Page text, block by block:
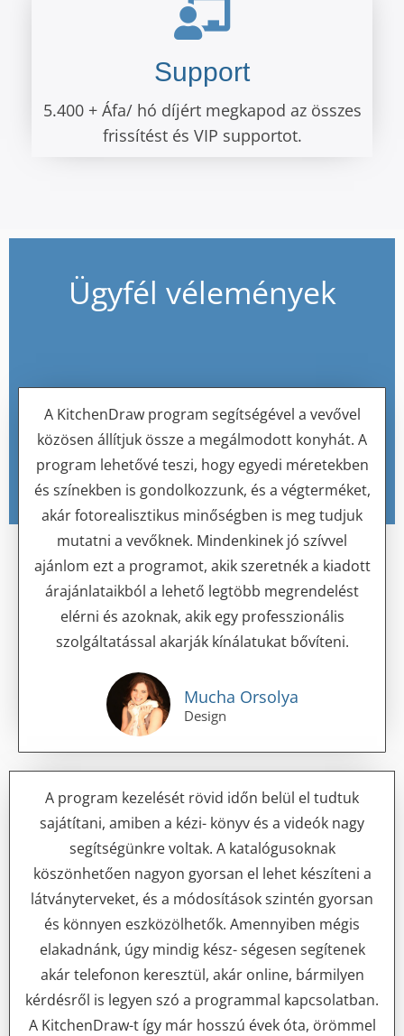
Support
5.400 + Áfa/ hó díjért megkapod az összes
frissítést és VIP supportot.
Ügyfél vélemények
A KitchenDraw program segítségével a vevővel
közösen állítjuk össze a megálmodott konyhát. A
program lehetővé teszi, hogy egyedi méretekben
és színekben is gondolkozzunk, és a végterméket,
akár fotorealisztikus minőségben is meg tudjuk
mutatni a vevőknek. Mindenkinek jó szívvel
ajánlom ezt a programot, akik szeretnék a kiadott
árajánlataikból a lehető legtöbb megrendelést
elérni és azoknak, akik egy professzionális
szolgáltatással akarják kínálatukat bővíteni.
Mucha Orsolya
Design
A program kezelését rövid időn belül el tudtuk
sajátítani, amiben a kézi- könyv és a videók nagy
segítségünkre voltak. A katalógusoknak
köszönhetően nagyon gyorsan el lehet készíteni a
látványterveket, és a módosítások szintén gyorsan
és könnyen eszközölhetők. Amennyiben mégis
elakadnánk, úgy mindig kész- ségesen segítenek
akár telefonon keresztül, akár online, bármilyen
kérdésről is legyen szó a programmal kapcsolatban.
A KitchenDraw-t így már hosszú évek óta, örömmel